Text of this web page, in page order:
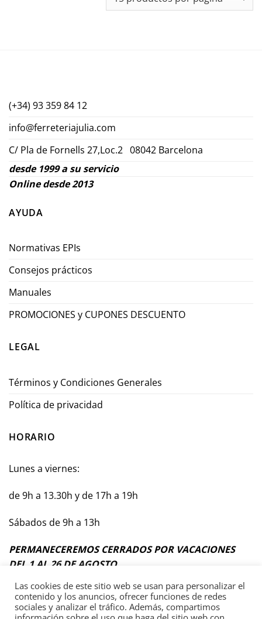
(+34) 93 359 84 12
info@ferreteriajulia.com
C/ Pla de Fornells 27,Loc.2 08042 Barcelona
desde 1999 a su servicio
Online desde 2013
AYUDA
Normativas EPIs
Consejos prácticos
Manuales
PROMOCIONES y CUPONES DESCUENTO
LEGAL
Términos y Condiciones Generales
Política de privacidad
HORARIO
Lunes a viernes:
de 9h a 13.30h y de 17h a 19h
Sábados de 9h a 13h
PERMANECEREMOS CERRADOS POR VACACIONES
DEL 1 AL 26 DE AGOSTO
Las cookies de este sitio web se usan para personalizar el
contenido y los anuncios, ofrecer funciones de redes
sociales y analizar el tráfico. Además, compartimos